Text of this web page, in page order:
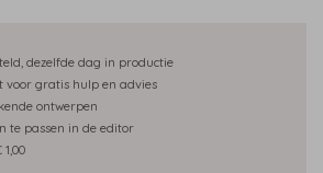
dezelfde dag in productie
voor gratis hulp en advies
ontwerpen
te passen in de editor